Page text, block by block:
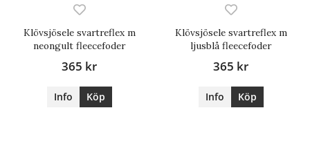
Klövsjösele svartreflex m
neongult fleecefoder
365 kr
Info Köp
Klövsjösele svartreflex m
ljusblå fleecefoder
365 kr
Info Köp